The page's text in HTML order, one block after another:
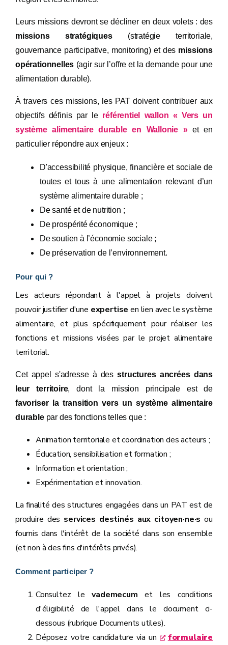
Leurs missions devront se décliner en deux volets : des
missions stratégiques(stratégie territoriale,
gouvernance participative, monitoring) et des missions
opérationnelles (agir sur l’offre et la demande pour une
alimentation durable).
À travers ces missions, les PAT doivent contribuer aux
objectifs définis par le référentiel wallon « Vers un
système alimentaire durable en Wallonie »et en
particulier répondre aux enjeux :
D'accessibilité physique, financière et sociale de
toutes et tous à une alimentation relevant d’un
système alimentaire durable ;
De santé et de nutrition ;
De prospérité économique ;
De soutien à l’économie sociale ;
De préservation de l’environnement.
Pour qui ?
Les acteurs répondant à l'appel à projets doivent
pouvoir justifier d'une expertiseen lien avec le système
alimentaire, et plus spécifiquement pour réaliser les
fonctions et missions visées par le projet alimentaire
territorial.
Cet appel s'adresse à desstructures ancrées dans
leur territoire, dont la mission principale est de
favoriser la transition vers un système alimentaire
durablepar des fonctions telles que :
Animation territoriale et coordination des acteurs ;
Éducation, sensibilisation et formation ;
Information et orientation ;
Expérimentation et innovation.
La finalité des structures engagées dans un PAT est de
produire des services destinés aux citoyen·ne·s ou
fournis dans l'intérêt de la société dans son ensemble
(et non à des fins d'intérêts privés).
Comment participer ?
Consultez levademecumet les conditions
d'éligibilité de l'appel dans le document ci-
dessous (rubrique Documents utiles).
Déposez votre candidature via un
formulaire